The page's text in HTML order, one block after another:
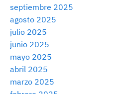
septiembre 2025
agosto 2025
julio 2025
junio 2025
mayo 2025
abril 2025
marzo 2025